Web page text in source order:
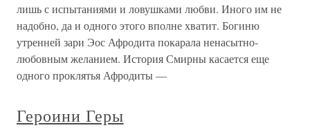
лишь с испытаниями и ловушками любви. Иного им не
надобно, да и одного этого вполне хватит. Богиню
утренней зари Эос Афродита покарала ненасытно-
любовным желанием. История Смирны касается еще
одного проклятья Афродиты —
Героини Геры